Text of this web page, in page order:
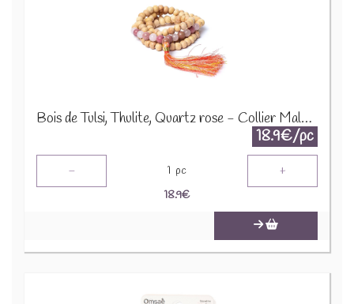
Bois de Tulsi, Thulite, Quartz rose - Collier Mala 12646
18.9€/pc
- 1 pc +
18.9€